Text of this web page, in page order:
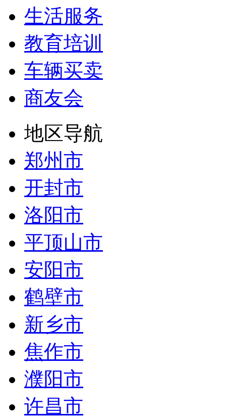
生活服务
教育培训
车辆买卖
商友会
地区导航
郑州市
开封市
洛阳市
平顶山市
安阳市
鹤壁市
新乡市
焦作市
濮阳市
许昌市